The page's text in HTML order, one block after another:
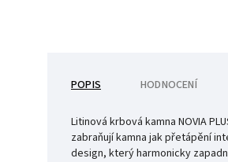
POPIS HODNOCENÍ
Litinová krbová kamna NOVIA
zabraňují kamna jak přetápění
design, který harmonicky